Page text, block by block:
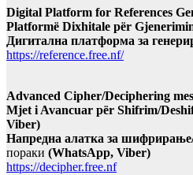
Digital Platform for References
Platformë Dixhitale për
Дигитална платформа за
https://reference.free.nf/
Advanced Cipher/Deciphering
Mjet i Avancuar për Shifrim/
Viber)
Напредна алатка за
пораки (WhatsApp, Viber)
https://decipher.free.nf